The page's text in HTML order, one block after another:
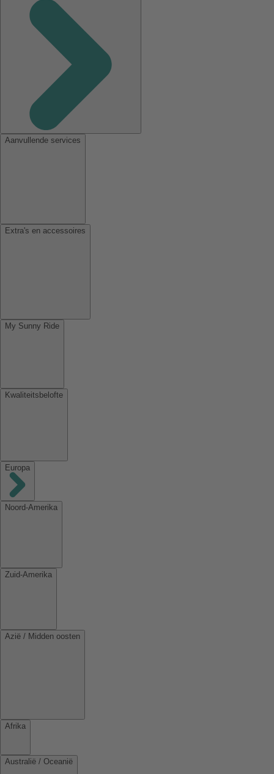
Aanvullende services
Extra's en accessoires
My Sunny Ride
Kwaliteitsbelofte
Europa
Noord-Amerika
Zuid-Amerika
Azië / Midden oosten
Afrika
Australië / Oceanië